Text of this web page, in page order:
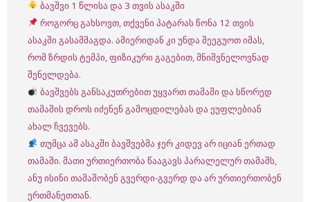
ბავშვი 1 წლისა და 3 თვის ასაკში
როგორც გახსოვთ, თქვენი პატარას წონა 12 თვის
ასაკში გასამმაგდა. ამიერიდან კი უნდა შეეგუოთ იმას,
რომ ზრდის ტემპი, ფიზიკური გაგებით, მნიშვნელოვნად
შენელდება.
ბავშვებს განსაკუთრებით უყვართ თამაში და სწორედ
თამაშის დროს იძენენ გამოცდილებას და ეუფლებიან
ახალ ჩვევებს.
თუმცა ამ ასაკში ბავშვებმა ჯერ კიდევ არ იციან ერთად
თამაში. მათი ურთიერთობა წააგავს პარალელურ თამაშს,
ანუ ისინი თამაშობენ გვერდი-გვერდ და არ ურთიერთობენ
ერთმანეთთან.